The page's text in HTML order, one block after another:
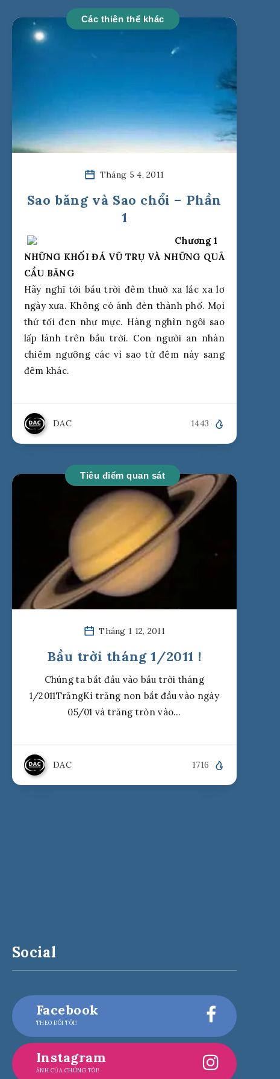
Các thiên thể khác
Tháng 5 4, 2011
Sao băng và Sao chổi – Phần
1
Chương 1
NHỮNG KHỐI ĐÁ VŨ TRỤ VÀ NHỮNG QUẢ
CẦU BĂNG
Hãy nghĩ tới bầu trời đêm thuở xa lắc xa lơ
ngày xưa. Không có ánh đèn thành phố. Mọi
thứ tối đen như mực. Hàng nghìn ngôi sao
lấp lánh trên bầu trời. Con người an nhàn
chiêm ngưỡng các vì sao từ đêm này sang
đêm khác.
DAC 1443
Tiêu điểm quan sát
Tháng 1 12, 2011
Bầu trời tháng 1/2011 !
Chúng ta bắt đầu vào bầu trời tháng
1/2011TrăngKì trăng non bắt đầu vào ngày
05/01 và trăng tròn vào…
DAC 1716
Social
Facebook
THEO DÕI TÔI!
Instagram
ẢNH CỦA CHÚNG TÔI!